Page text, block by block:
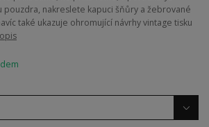
pouzdra, nakreslete kapuci šňůry a žebrované
také ukazuje ohromující návrhy vintage tisku